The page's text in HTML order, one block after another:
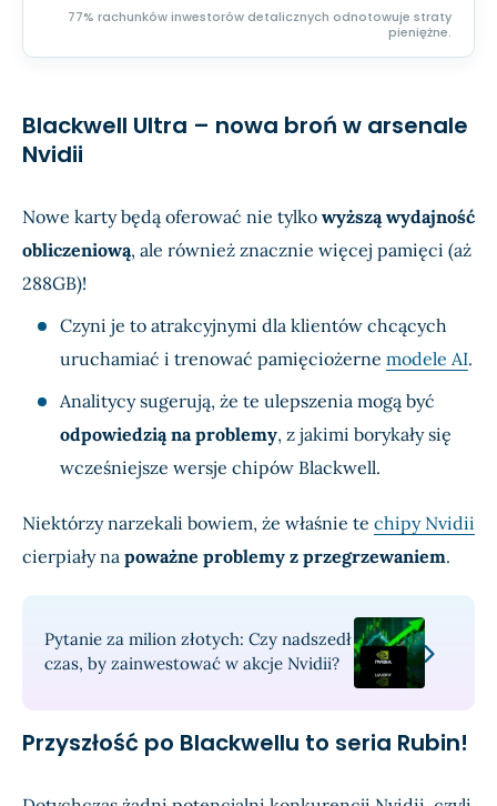
77% rachunków inwestorów detalicznych odnotowuje straty
pieniężne.
Blackwell Ultra – nowa broń w arsenale
Nvidii
Nowe karty będą oferować nie tylko wyższą wydajność
obliczeniową, ale również znacznie więcej pamięci (aż
288GB)!
Czyni je to atrakcyjnymi dla klientów chcących
uruchamiać i trenować pamięciożerne modele AI.
Analitycy sugerują, że te ulepszenia mogą być
odpowiedzią na problemy, z jakimi borykały się
wcześniejsze wersje chipów Blackwell.
Niektórzy narzekali bowiem, że właśnie te chipy Nvidii
cierpiały na poważne problemy z przegrzewaniem.
Pytanie za milion złotych: Czy nadszedł
czas, by zainwestować w akcje Nvidii?
Przyszłość po Blackwellu to seria Rubin!